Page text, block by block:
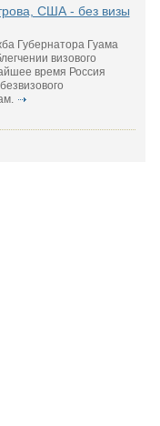
США - без визы
Губернатора Гуама
визового
время Россия